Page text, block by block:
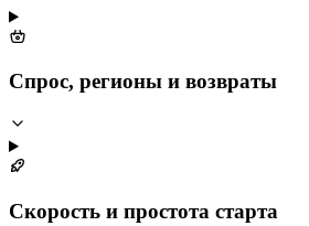
Спрос, регионы и возвраты
Скорость и простота старта